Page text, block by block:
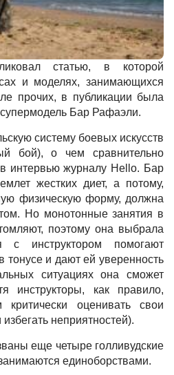
статью, в которой
и моделях, занимающихся
прочих, в публикации была
Бар Рафаэли.
систему боевых искусств
бой), о чем сравнительно
интервью журналу Hello. Бар
жестких диет, а потому,
физическую форму, должна
Но монотонные занятия в
поэтому она выбрала
с инструктором помогают
тонусе и дают ей уверенность
ситуациях она сможет
инструкторы, как правило,
критически оценивать свои
неприятностей).
еще четыре голливудские
единоборствами.